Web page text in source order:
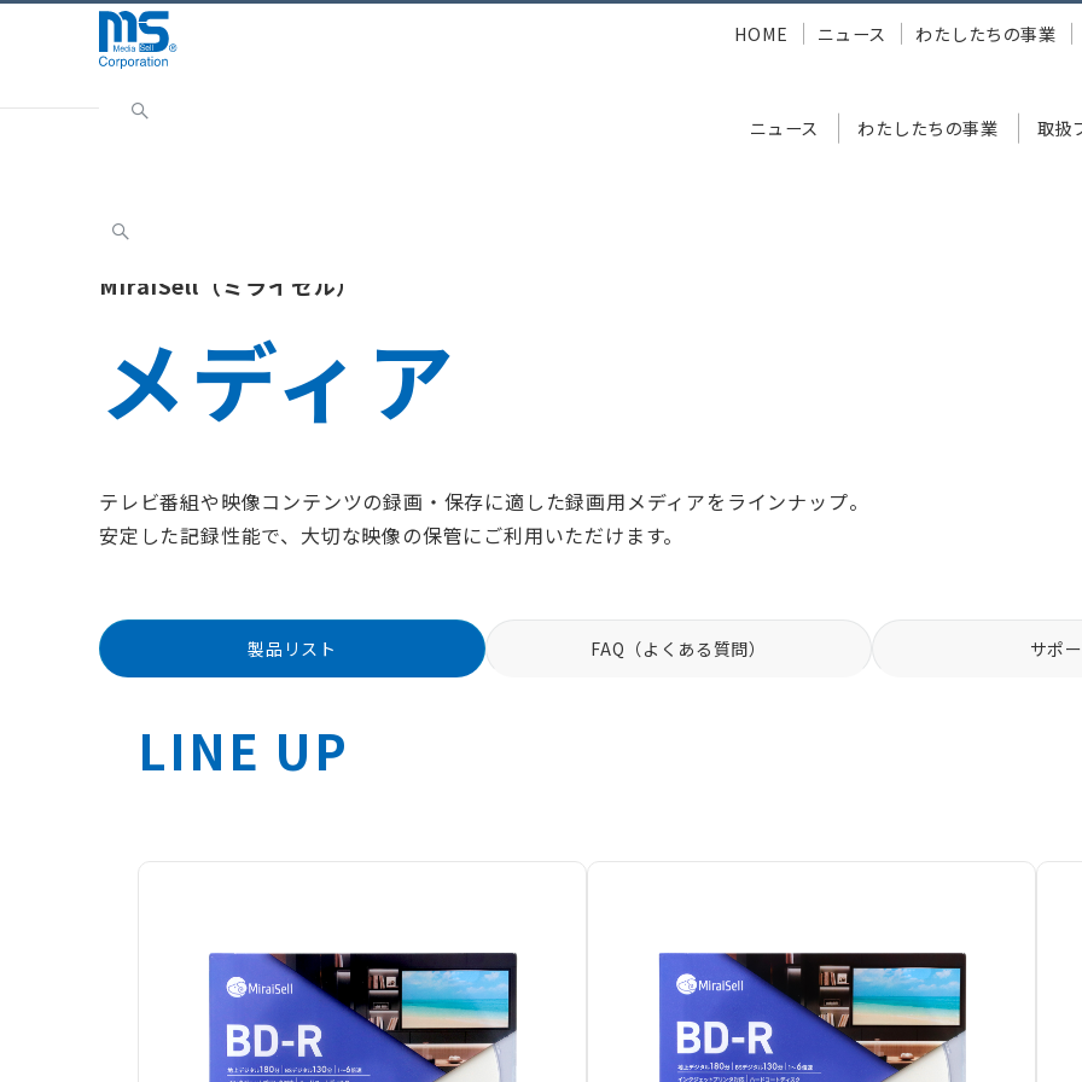
ニュース わたしたちの事業 取扱
HOME ニュース わたしたちの事業
MiraiSell（ミライセル）
メディア
テレビ番組や映像コンテンツの録画・保存に適した録画用メディアをラインナップ。
安定した記録性能で、大切な映像の保管にご利用いただけます。
製品リスト FAQ（よくある質問） サポ
LINE UP